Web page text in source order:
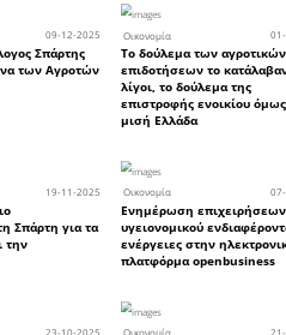
Τμήματος